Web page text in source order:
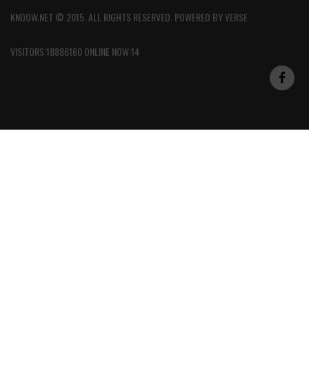
KNOOW.NET © 2015. ALL RIGHTS RESERVED. POWERED BYVERSE
VISITORS:18886160 ONLINE NOW:14